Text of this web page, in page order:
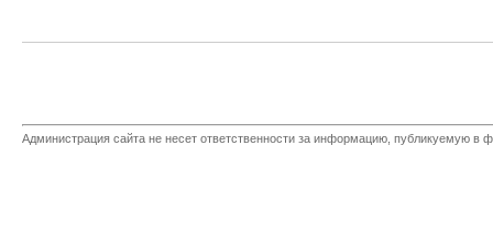
Администрация сайта не несет ответственности за информацию, публикуемую